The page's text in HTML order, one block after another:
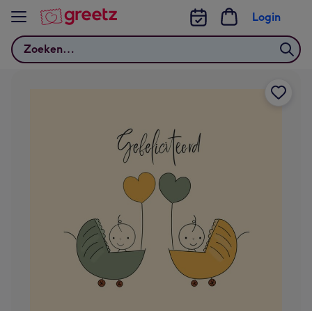
Bekijk meer
Zoeken
Login